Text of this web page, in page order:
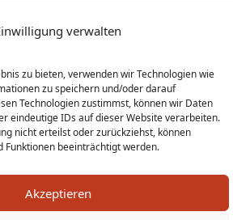
verwalten
zu bieten, verwenden wir Technologien wie
zu speichern und/oder darauf
Technologien zustimmst, können wir Daten
eindeutige IDs auf dieser Website verarbeiten.
nicht erteilst oder zurückziehst, können
Funktionen beeinträchtigt werden.
Akzeptieren